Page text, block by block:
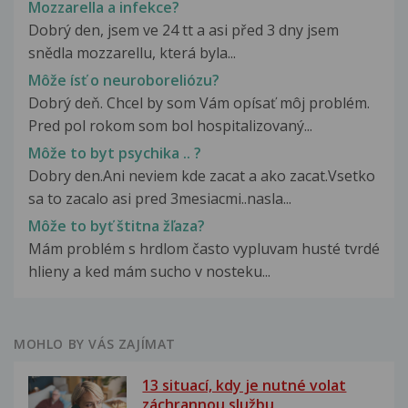
Mozzarella a infekce?
Dobrý den, jsem ve 24 tt a asi před 3 dny jsem
snědla mozzarellu, která byla...
Môže ísť o neuroboreliózu?
Dobrý deň. Chcel by som Vám opísať môj problém.
Pred pol rokom som bol hospitalizovaný...
Môže to byt psychika .. ?
Dobry den.Ani neviem kde zacat a ako zacat.Vsetko
sa to zacalo asi pred 3mesiacmi..nasla...
Môže to byť štitna žľaza?
Mám problém s hrdlom často vypluvam husté tvrdé
hlieny a ked mám sucho v nosteku...
MOHLO BY VÁS ZAJÍMAT
13 situací, kdy je nutné volat